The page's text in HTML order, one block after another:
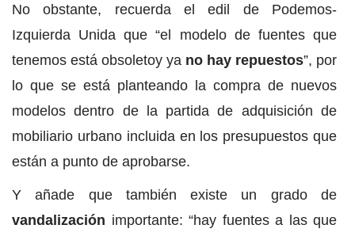
No obstante, recuerda el edil de Podemos-
Izquierda Unida que “el modelo de fuentes que
tenemos está obsoletoy ya no hay repuestos”, por
lo que se está planteando la compra de nuevos
modelos dentro de la partida de adquisición de
mobiliario urbano incluida en los presupuestos que
están a punto de aprobarse.
Y añade que también existe un grado de
vandalización importante: “hay fuentes a las que